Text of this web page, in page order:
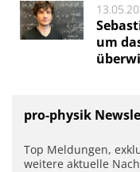
um
pro-physik
Top Meldungen,
weitere aktuelle